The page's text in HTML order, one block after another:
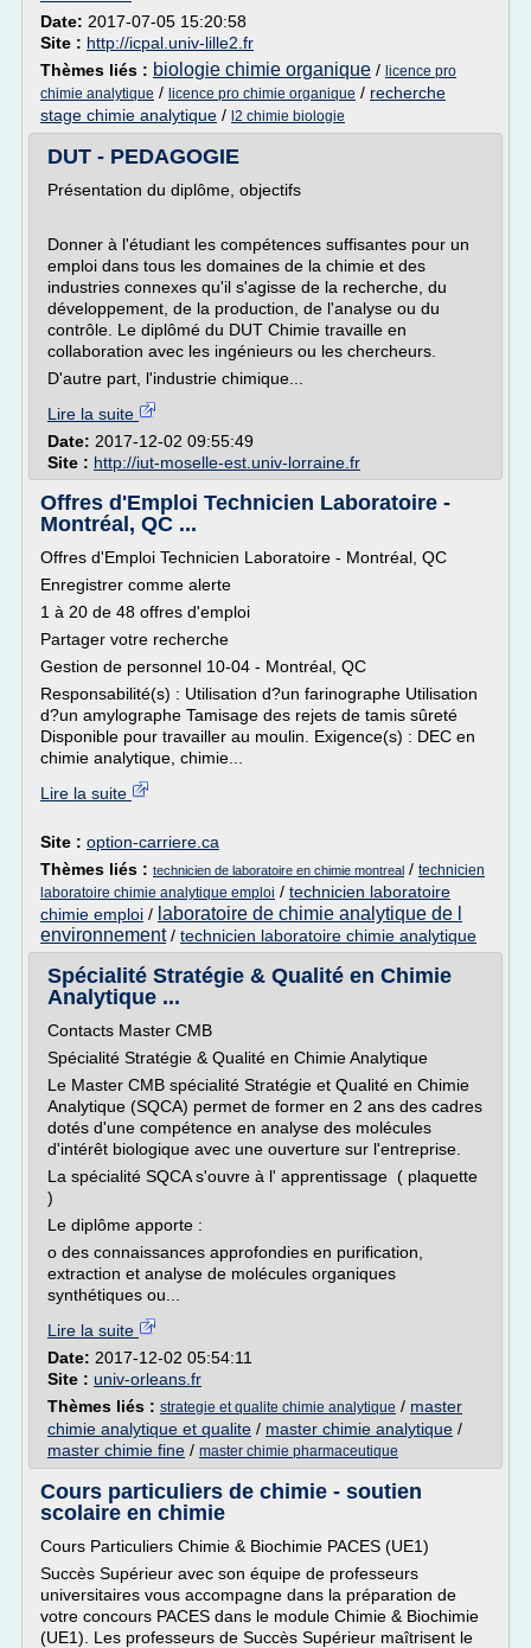
Date: 2017-07-05 15:20:58
Site : http://icpal.univ-lille2.fr
Thèmes liés : biologie chimie organique / licence pro
chimie analytique / licence pro chimie organique / recherche
stage chimie analytique / l2 chimie biologie
DUT - PEDAGOGIE
Présentation du diplôme, objectifs
Donner à l'étudiant les compétences suffisantes pour un
emploi dans tous les domaines de la chimie et des
industries connexes qu'il s'agisse de la recherche, du
développement, de la production, de l'analyse ou du
contrôle. Le diplômé du DUT Chimie travaille en
collaboration avec les ingénieurs ou les chercheurs.
D'autre part, l'industrie chimique...
Lire la suite
Date: 2017-12-02 09:55:49
Site : http://iut-moselle-est.univ-lorraine.fr
Offres d'Emploi Technicien Laboratoire -
Montréal, QC ...
Offres d'Emploi Technicien Laboratoire - Montréal, QC
Enregistrer comme alerte
1 à 20 de 48 offres d'emploi
Partager votre recherche
Gestion de personnel 10-04 - Montréal, QC
Responsabilité(s) : Utilisation d?un farinographe Utilisation
d?un amylographe Tamisage des rejets de tamis sûreté
Disponible pour travailler au moulin. Exigence(s) : DEC en
chimie analytique, chimie...
Lire la suite
Site : option-carriere.ca
Thèmes liés : technicien de laboratoire en chimie montreal / technicien
laboratoire chimie analytique emploi / technicien laboratoire
chimie emploi / laboratoire de chimie analytique de l
environnement/ technicien laboratoire chimie analytique
Spécialité Stratégie & Qualité en Chimie
Analytique ...
Contacts Master CMB
Spécialité Stratégie & Qualité en Chimie Analytique
Le Master CMB spécialité Stratégie et Qualité en Chimie
Analytique (SQCA) permet de former en 2 ans des cadres
dotés d'une compétence en analyse des molécules
d'intérêt biologique avec une ouverture sur l'entreprise.
La spécialité SQCA s'ouvre à l' apprentissage ( plaquette
)
Le diplôme apporte :
o des connaissances approfondies en purification,
extraction et analyse de molécules organiques
synthétiques ou...
Lire la suite
Date: 2017-12-02 05:54:11
Site : univ-orleans.fr
Thèmes liés : strategie et qualite chimie analytique / master
chimie analytique et qualite / master chimie analytique /
master chimie fine / master chimie pharmaceutique
Cours particuliers de chimie - soutien
scolaire en chimie
Cours Particuliers Chimie & Biochimie PACES (UE1)
Succès Supérieur avec son équipe de professeurs
universitaires vous accompagne dans la préparation de
votre concours PACES dans le module Chimie & Biochimie
(UE1). Les professeurs de Succès Supérieur maîtrisent le